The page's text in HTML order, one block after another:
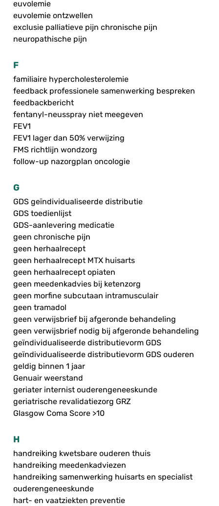
euvolemie
euvolemie ontzwellen
exclusie palliatieve pijn chronische pijn
neuropathische pijn
F
familiaire hypercholesterolemie
feedback professionele samenwerking bespreken
feedbackbericht
fentanyl-neusspray niet meegeven
FEV1
FEV1 lager dan 50% verwijzing
FMS richtlijn wondzorg
follow-up nazorgplan oncologie
G
GDS geïndividualiseerde distributie
GDS toedienlijst
GDS-aanlevering medicatie
geen chronische pijn
geen herhaalrecept
geen herhaalrecept MTX huisarts
geen herhaalrecept opiaten
geen meedenkadvies bij ketenzorg
geen morfine subcutaan intramusculair
geen tramadol
geen verwijsbrief bij afgeronde behandeling
geen verwijsbrief nodig bij afgeronde behandeling
geïndividualiseerde distributievorm GDS
geïndividualiseerde distributievorm GDS ouderen
geldig binnen 1 jaar
Genuair weerstand
geriater internist ouderengeneeskunde
geriatrische revalidatiezorg GRZ
Glasgow Coma Score >10
H
handreiking kwetsbare ouderen thuis
handreiking meedenkadviezen
handreiking samenwerking huisarts en specialist
ouderengeneeskunde
hart- en vaatziekten preventie